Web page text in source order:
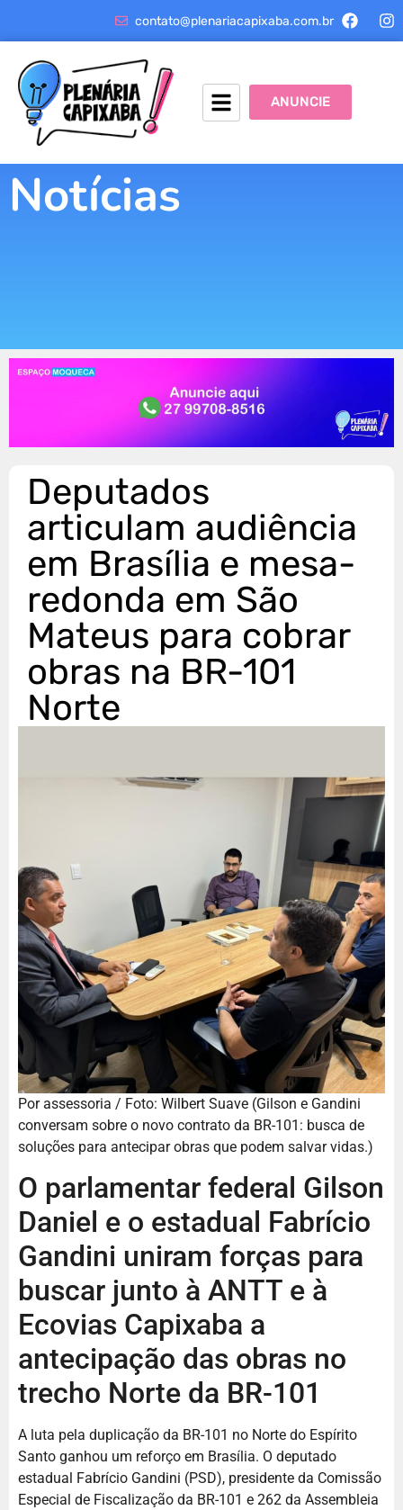
contato@plenariacapixaba.com.br
ANUNCIE
Notícias
Deputados
articulam audiência
em Brasília e mesa-
redonda em São
Mateus para cobrar
obras na BR-101
Norte
Por assessoria / Foto: Wilbert Suave (Gilson e Gandini
conversam sobre o novo contrato da BR-101: busca de
soluções para antecipar obras que podem salvar vidas.)
O parlamentar federal Gilson
Daniel e o estadual Fabrício
Gandini uniram forças para
buscar junto à ANTT e à
Ecovias Capixaba a
antecipação das obras no
trecho Norte da BR-101
A luta pela duplicação da BR-101 no Norte do Espírito
Santo ganhou um reforço em Brasília. O deputado
estadual Fabrício Gandini (PSD), presidente da Comissão
Especial de Fiscalização da BR-101 e 262 da Assembleia